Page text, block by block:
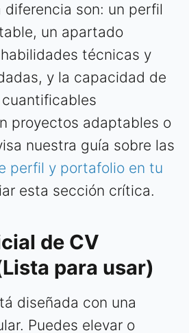
diferencia son: un perfil
un apartado
técnicas y
y la capacidad de
proyectos adaptables o
nuestra guía sobre las
perfil y portafolio en tu
esta sección crítica.
de CV
para usar)
diseñada con una
Puedes elevar o